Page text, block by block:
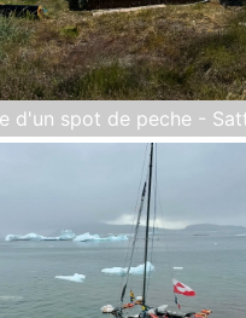
d'un spot de peche -